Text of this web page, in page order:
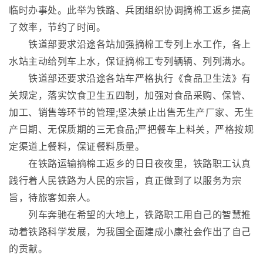
临时办事处。此举为铁路、兵团组织协调摘棉工返乡提高
了效率，节约了时间。
铁道部要求沿途各站加强摘棉工专列上水工作，各上
水站主动给列车上水，保证摘棉工专列辆辆、列列满水。
铁道部还要求沿途各站车严格执行《食品卫生法》有
关规定，落实饮食卫生五四制，加强对食品采购、保管、
加工、销售等环节的管理;坚决禁止出售无生产厂家、无生
产日期、无保质期的三无食品;严把餐车上料关，严格按规
定渠道上餐料，保证餐料质量。
在铁路运输摘棉工返乡的日日夜夜里，铁路职工认真
践行着人民铁路为人民的宗旨，真正做到了以服务为宗
旨，待旅客如亲人。
列车奔驰在希望的大地上，铁路职工用自己的智慧推
动着铁路科学发展，为我国全面建成小康社会作出了自己
的贡献。